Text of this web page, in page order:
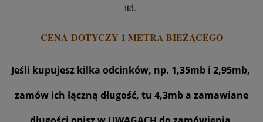
itd.
CENA DOTYCZY 1 METRA BIEŻĄCEGO
Jeśli kupujesz kilka odcinków, np. 1,35mb i 2,95mb,
zamów ich łączną długość, tu 4,3mb a zamawiane